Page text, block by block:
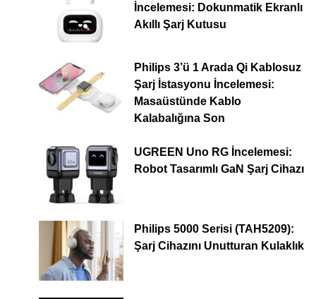
İncelemesi: Dokunmatik Ekranlı
Akıllı Şarj Kutusu
Philips 3’ü 1 Arada Qi Kablosuz
Şarj İstasyonu İncelemesi:
Masaüstünde Kablo
Kalabalığına Son
UGREEN Uno RG İncelemesi:
Robot Tasarımlı GaN Şarj Cihazı
Philips 5000 Serisi (TAH5209):
Şarj Cihazını Unutturan Kulaklık